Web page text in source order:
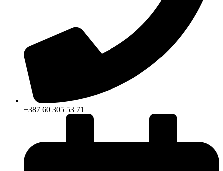
+387 60 305 53 71